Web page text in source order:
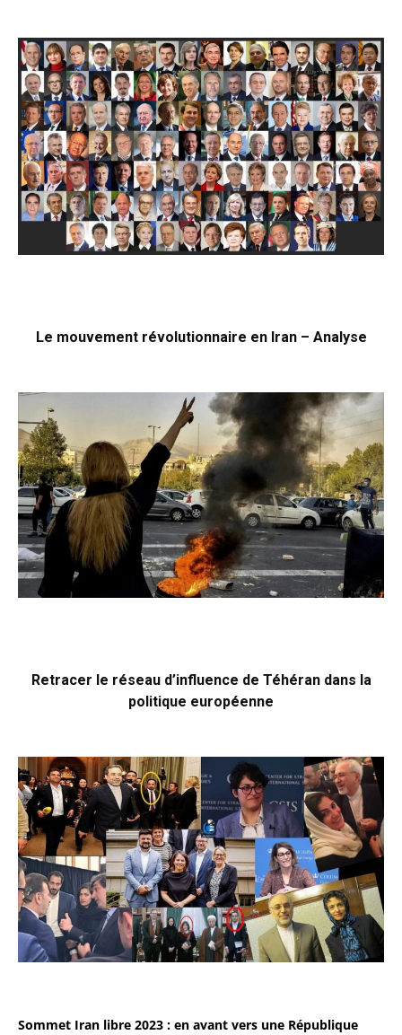
Le mouvement révolutionnaire en Iran – Analyse
Retracer le réseau d’influence de Téhéran dans la
politique européenne
Sommet Iran libre 2023 : en avant vers une République